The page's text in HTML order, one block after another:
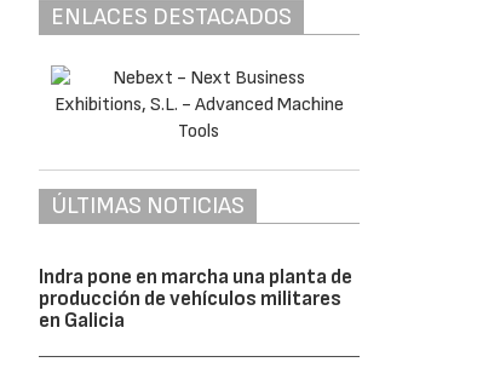
ENLACES DESTACADOS
ÚLTIMAS NOTICIAS
Indra pone en marcha una planta de
producción de vehículos militares
en Galicia